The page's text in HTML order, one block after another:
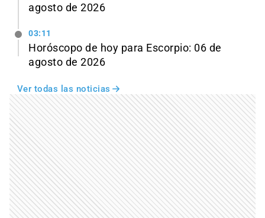
agosto de 2026
03:11
Horóscopo de hoy para Escorpio: 06 de
agosto de 2026
Ver todas las noticias